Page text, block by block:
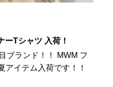
ーTシャツ 入荷！
ブランド！！ MWM フ
アイテム入荷です！！